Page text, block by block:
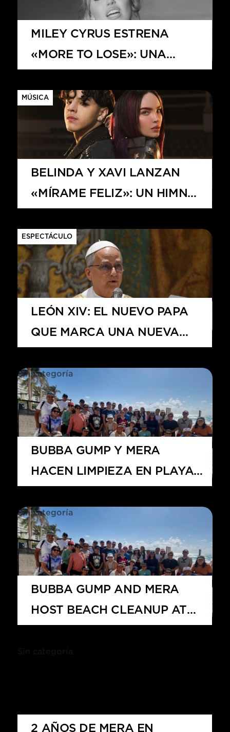
MILEY CYRUS ESTRENA
«MORE TO LOSE»: UNA
QUE ANTICIPA SU ÁLBUM
VISUAL «SOMETHING
BEAUTIFUL»
MÚSICA
BELINDA Y XAVI LANZAN
«MÍRAME FELIZ»: UN HIMNO
CORRIDO TUMBADO
ESPECTÁCULO
LEÓN XIV: EL NUEVO PAPA
QUE MARCA UNA NUEVA
Sin categoría
BUBBA GUMP Y MERA
HACEN LIMPIEZA EN PLAYA
Sin categoría
BUBBA GUMP AND MERA
HOST BEACH CLEANUP AT
2 AÑOS DE MERA EN